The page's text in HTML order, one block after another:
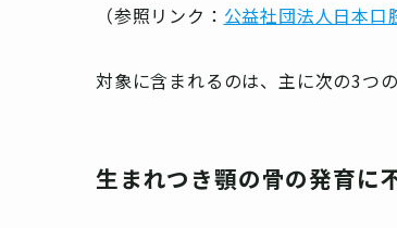
（参照リンク： 公益社団法人日本口
対象に含まれるのは、主に次の3つの
生まれつき顎の骨の発育に